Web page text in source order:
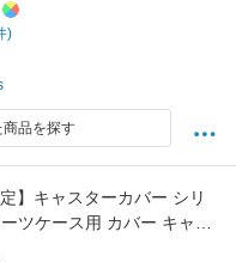
旅行 修学旅行
)
商品を探す
】キャスターカバー シリ
ツケース用 カバー キャス
ャスターストッパー キャ